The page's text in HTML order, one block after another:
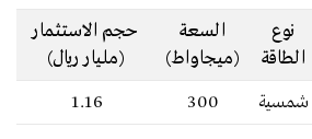
نوع
الطاقة
السعة
(ميجاواط)
حجم الاستثمار
(مليار ريال)
شمسية 300
1.16